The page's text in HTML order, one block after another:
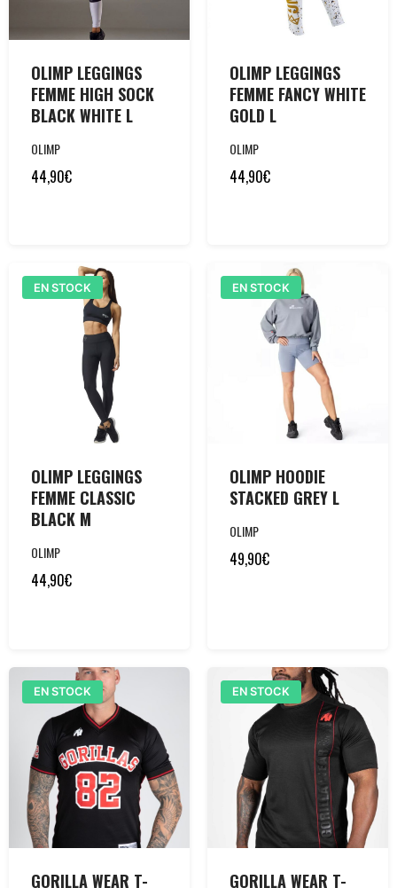
OLIMP LEGGINGS
FEMME HIGH SOCK
BLACK WHITE L
OLIMP
44,90€
OLIMP LEGGINGS
FEMME FANCY WHITE
GOLD L
OLIMP
44,90€
EN STOCK
OLIMP LEGGINGS
FEMME CLASSIC
BLACK M
OLIMP
44,90€
EN STOCK
OLIMP HOODIE
STACKED GREY L
OLIMP
49,90€
EN STOCK
GORILLA WEAR T-
EN STOCK
GORILLA WEAR T-